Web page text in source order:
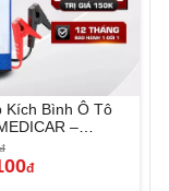
Kích Bình Ô Tô
–
đ
đ